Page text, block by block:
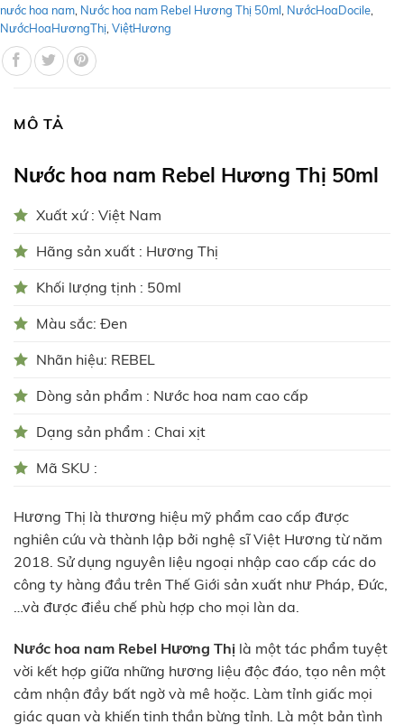
nước hoa nam Nước hoa nam Rebel Hương Thị 50ml NướcHoaDocile
NướcHoaHươngThị ViệtHương
MÔ TẢ
Nước hoa nam Rebel Hương Thị 50ml
Xuất xứ : Việt Nam
Hãng sản xuất : Hương Thị
Khối lượng tịnh : 50ml
Màu sắc: Đen
Nhãn hiệu: REBEL
Dòng sản phẩm : Nước hoa nam cao cấp
Dạng sản phẩm : Chai xịt
Mã SKU :
Hương Thị là thương hiệu mỹ phẩm cao cấp được
nghiên cứu và thành lập bởi nghệ sĩ Việt Hương từ năm
2018. Sử dụng nguyên liệu ngoại nhập cao cấp các do
công ty hàng đầu trên Thế Giới sản xuất như Pháp, Đức,
…và được điều chế phù hợp cho mọi làn da.
Nước hoa nam Rebel Hương Thị là một tác phẩm tuyệt
vời kết hợp giữa những hương liệu độc đáo, tạo nên một
cảm nhận đầy bất ngờ và mê hoặc. Làm tỉnh giấc mọi
giác quan và khiến tinh thần bừng tỉnh. Là một bản tình